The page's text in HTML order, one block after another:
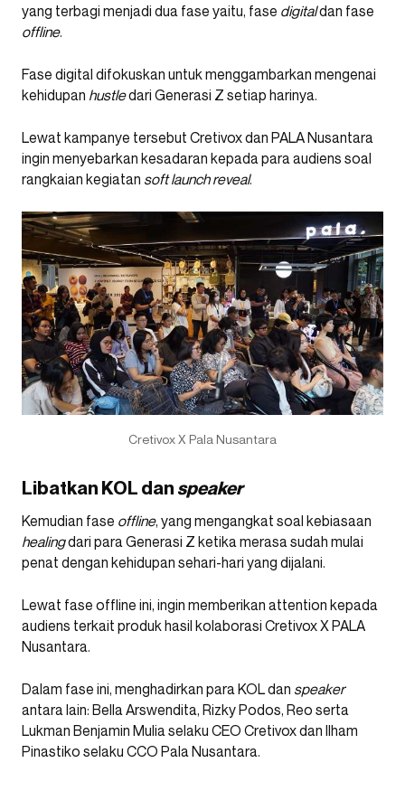
yang terbagi menjadi dua fase yaitu, fase digitaldan fase
offline.
Fase digital difokuskan untuk menggambarkan mengenai
kehidupan hustledari Generasi Z setiap harinya.
Lewat kampanye tersebut Cretivox dan PALA Nusantara
ingin menyebarkan kesadaran kepada para audiens soal
rangkaian kegiatan soft launch reveal.
Cretivox X Pala Nusantara
Libatkan KOL dan speaker
Kemudian fase offline, yang mengangkat soal kebiasaan
healingdari para Generasi Z ketika merasa sudah mulai
penat dengan kehidupan sehari-hari yang dijalani.
Lewat fase offline ini, ingin memberikan attention kepada
audiens terkait produk hasil kolaborasi Cretivox X PALA
Nusantara.
Dalam fase ini, menghadirkan para KOL dan speaker
antara lain: Bella Arswendita, Rizky Podos, Reo serta
Lukman Benjamin Mulia selaku CEO Cretivox dan Ilham
Pinastiko selaku CCO Pala Nusantara.